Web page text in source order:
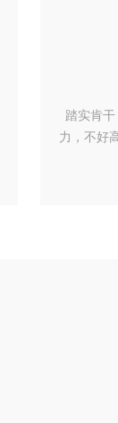
踏实肯干
力，不好